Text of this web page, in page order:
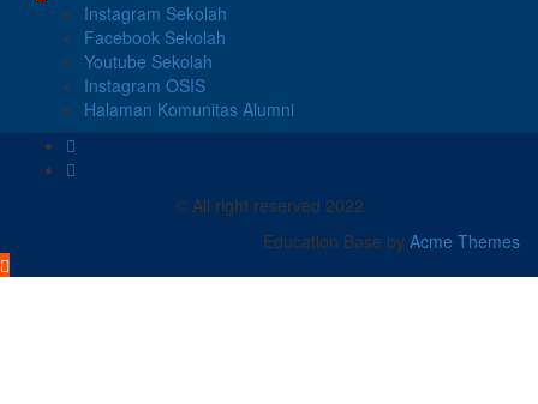
Instagram Sekolah
Facebook Sekolah
Youtube Sekolah
Instagram OSIS
Halaman Komunitas Alumni
© All right reserved 2022
Education Base by Acme Themes